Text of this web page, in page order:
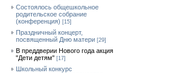
Состоялось общешкольное
родительское собрание
(конференция) [15]
Праздничный концерт,
посвященный Дню матери [29]
В преддверии Нового года акция
"Дети детям" [17]
Школьный конкурс